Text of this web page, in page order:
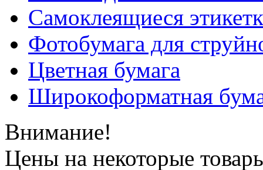
Самоклеящиеся
Фотобумага для
Цветная бумага
Широкоформатная
Внимание!
Цены на некоторые